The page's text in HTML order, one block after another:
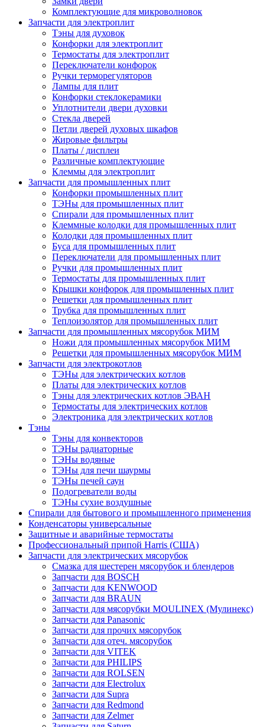
Комплектующие для микроволновок
Запчасти для электроплит
Тэны для духовок
Конфорки для электроплит
Термостаты для электроплит
Переключатели конфорок
Ручки терморегуляторов
Лампы для плит
Конфорки стеклокерамики
Уплотнители двери духовки
Стекла дверей
Петли дверей духовых шкафов
Жировые фильтры
Платы / дисплеи
Различные комплектующие
Клеммы для электроплит
Запчасти для промышленных плит
Конфорки промышленных плит
ТЭНы для промышленных плит
Спирали для промышленных плит
Клеммные колодки для промышленных плит
Колодки для промышленных плит
Буса для промышленных плит
Переключатели для промышленных плит
Ручки для промышленных плит
Термостаты для промышленных плит
Крышки конфорок для промышленных плит
Решетки для промышленных плит
Трубка для промышленных плит
Теплоизолятор для промышленных плит
Запчасти для промышленных мясорубок МИМ
Ножи для промышленных мясорубок МИМ
Решетки для промышленных мясорубок МИМ
Запчасти для электрокотлов
ТЭНы для электрических котлов
Платы для электрических котлов
Тэны для электрических котлов ЭВАН
Термостаты для электрических котлов
Электроника для электрических котлов
Тэны
Тэны для конвекторов
ТЭНы радиаторные
ТЭНы водяные
ТЭНы для печи шаурмы
ТЭНы печей саун
Подогреватели воды
ТЭНы сухие воздушные
Спирали для бытового и промышленного применения
Конденсаторы универсальные
Защитные и аварийные термостаты
Профессиональный припой Harris (США)
Запчасти для электрических мясорубок
Смазка для шестерен мясорубок и блендеров
Запчасти для BOSCH
Запчасти для KENWOOD
Запчасти для BRAUN
Запчасти для мясорубки MOULINEX (Мулинекс)
Запчасти для Panasonic
Запчасти для прочих мясорубок
Запчасти для отеч. мясорубок
Запчасти для VITEK
Запчасти для PHILIPS
Запчасти для ROLSEN
Запчасти для Electrolux
Запчасти для Supra
Запчасти для Redmond
Запчасти для Zelmer